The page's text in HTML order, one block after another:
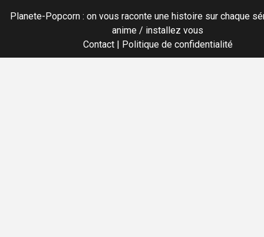
Planete-Popcorn : on vous raconte une histoire sur chaque
anime / installez vous
Contact| Politique de confidentialité